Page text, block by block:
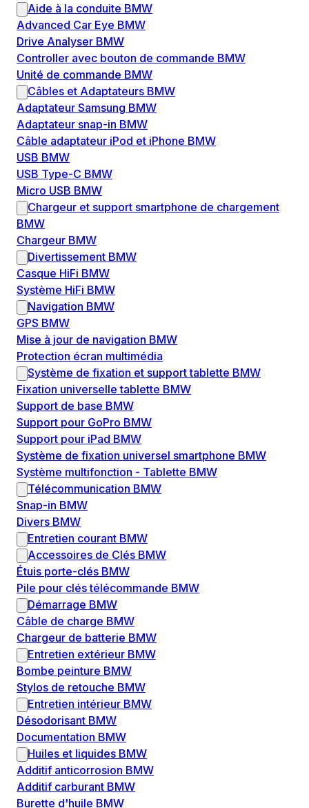
Aide à la conduite BMW
Advanced Car Eye BMW
Drive Analyser BMW
Controller avec bouton de commande BMW
Unité de commande BMW
Câbles et Adaptateurs BMW
Adaptateur Samsung BMW
Adaptateur snap-in BMW
Câble adaptateur iPod et iPhone BMW
USB BMW
USB Type-C BMW
Micro USB BMW
Chargeur et support smartphone de chargement
BMW
Chargeur BMW
Divertissement BMW
Casque HiFi BMW
Système HiFi BMW
Navigation BMW
GPS BMW
Mise à jour de navigation BMW
Protection écran multimédia
Système de fixation et support tablette BMW
Fixation universelle tablette BMW
Support de base BMW
Support pour GoPro BMW
Support pour iPad BMW
Système de fixation universel smartphone BMW
Système multifonction - Tablette BMW
Télécommunication BMW
Snap-in BMW
Divers BMW
Entretien courant BMW
Accessoires de Clés BMW
Étuis porte-clés BMW
Pile pour clés télécommande BMW
Démarrage BMW
Câble de charge BMW
Chargeur de batterie BMW
Entretien extérieur BMW
Bombe peinture BMW
Stylos de retouche BMW
Entretien intérieur BMW
Désodorisant BMW
Documentation BMW
Huiles et liquides BMW
Additif anticorrosion BMW
Additif carburant BMW
Burette d'huile BMW